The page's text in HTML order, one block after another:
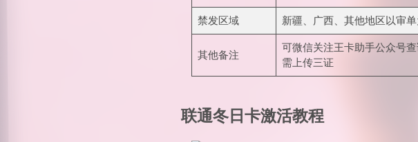
禁发区域 新疆、广西、其他地区以审
其他备注
可微信关注王卡助手公众号查
需上传三证
联通冬日卡激活教程